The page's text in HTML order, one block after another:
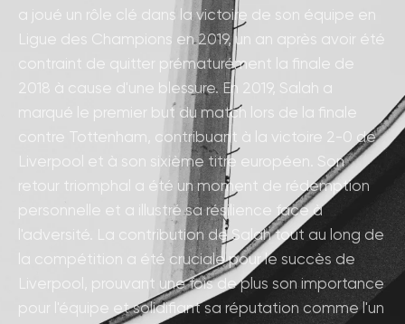
a joué un rôle clé dans la victoire de son équipe en
Ligue des Champions en 2019, un an après avoir été
contraint de quitter prématurément la finale de
2018 à cause d'une blessure. En 2019, Salah a
marqué le premier but du match lors de la finale
contre Tottenham, contribuant à la victoire 2-0 de
Liverpool et à son sixième titre européen. Son
retour triomphal a été un moment de rédemption
personnelle et a illustré sa résilience face à
l'adversité. La contribution de Salah tout au long de
la compétition a été cruciale pour le succès de
Liverpool, prouvant une fois de plus son importance
pour l'équipe et solidifiant sa réputation comme l'un